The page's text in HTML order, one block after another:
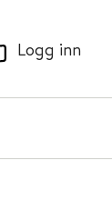
Logg inn